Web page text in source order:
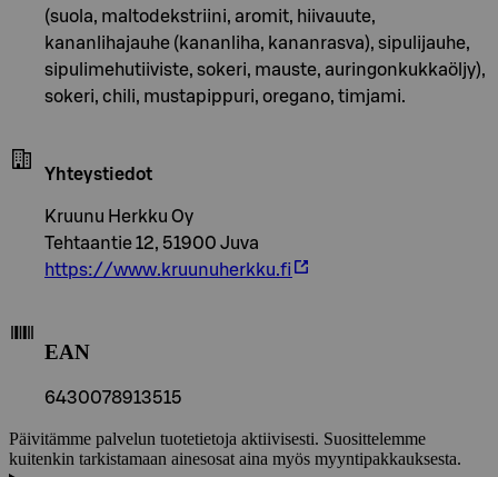
(suola, maltodekstriini, aromit, hiivauute,
kananlihajauhe (kananliha, kananrasva), sipulijauhe,
sipulimehutiiviste, sokeri, mauste, auringonkukkaöljy),
sokeri, chili, mustapippuri, oregano, timjami.
Yhteystiedot
Kruunu Herkku Oy
Tehtaantie 12, 51900 Juva
https://www.kruunuherkku.fi
EAN
6430078913515
Päivitämme palvelun tuotetietoja aktiivisesti. Suosittelemme
kuitenkin tarkistamaan ainesosat aina myös myyntipakkauksesta.